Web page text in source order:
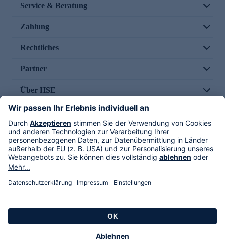
Service & Beratung
Zahlung
Rechtliches
Partner
Über HSE
Im TV
HSE International